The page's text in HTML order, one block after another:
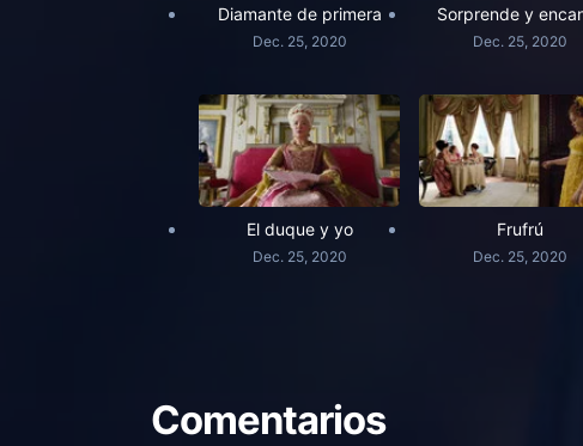
Diamante de primera
Dec. 25, 2020
Sorprende y
Dec. 25, 2020
El duque y yo
Dec. 25, 2020
Frufrú
Dec. 25, 2020
Comentarios